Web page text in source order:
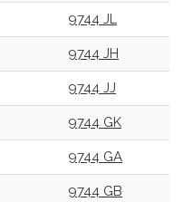
9744 JL
9744 JH
9744 JJ
9744 GK
9744 GA
9744 GB